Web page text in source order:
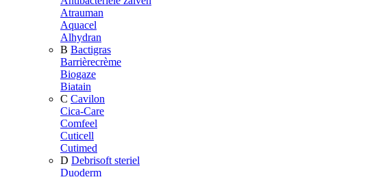
Atrauman
Aquacel
Alhydran
B Bactigras
Barrièrecrème
Biogaze
Biatain
C Cavilon
Cica-Care
Comfeel
Cuticell
Cutimed
D Debrisoft steriel
Duoderm